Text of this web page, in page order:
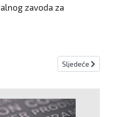
zavoda za
Općinskog vijeća Vitez
Sljedeći članak:
Sljedeće